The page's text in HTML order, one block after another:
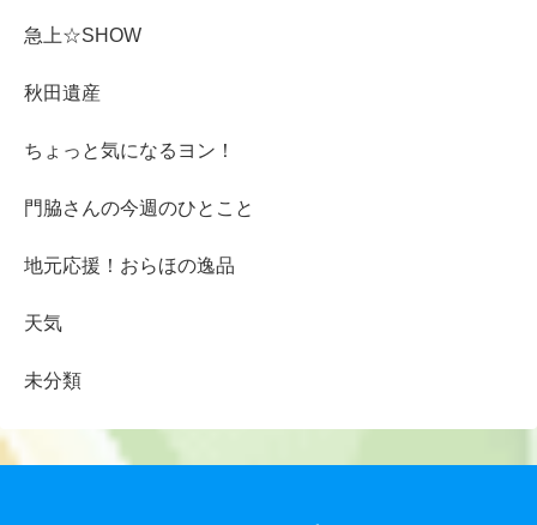
急上☆SHOW
秋田遺産
ちょっと気になるヨン！
門脇さんの今週のひとこと
地元応援！おらほの逸品
天気
未分類